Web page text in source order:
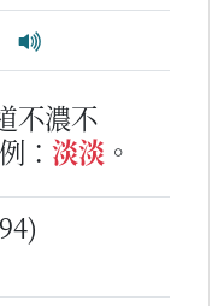
不濃不
例： 淡淡 。